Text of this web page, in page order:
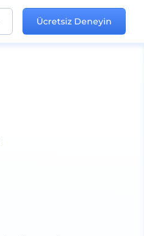
Ücretsiz Deneyin